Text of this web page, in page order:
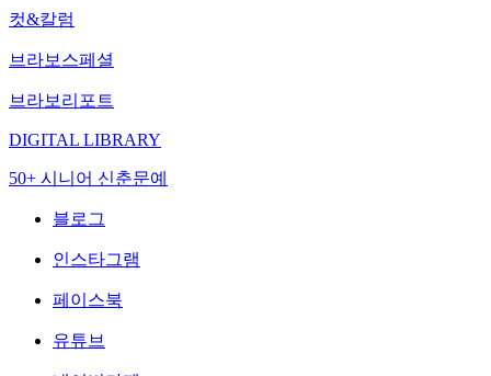
컷&칼럼
브라보스페셜
브라보리포트
DIGITAL LIBRARY
50+ 시니어 신춘문예
블로그
인스타그램
페이스북
유튜브